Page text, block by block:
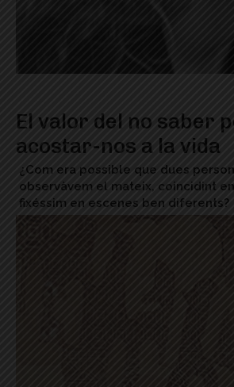
El valor del no saber
acostar-nos a la vida
¿Com era possible que dues
observàvem el mateix, coincidint
fixéssim en escenes ben diferents?